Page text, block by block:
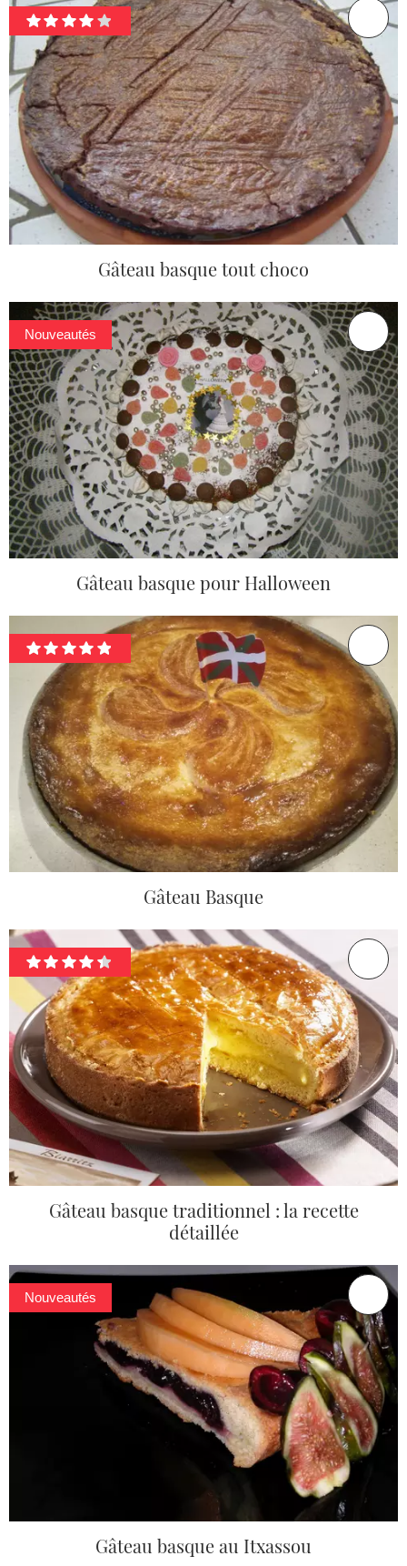
Gâteau basque tout choco
Nouveautés
Gâteau basque pour Halloween
Gâteau Basque
Gâteau basque traditionnel : la recette
détaillée
Nouveautés
Gâteau basque au Itxassou